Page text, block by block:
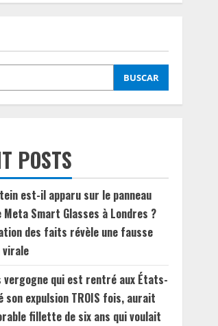
BUSCAR
POSTS
est-il apparu sur le panneau
Smart Glasses à Londres ?
des faits révèle une fausse
vergogne qui est rentré aux États-
son expulsion TROIS fois, aurait
fillette de six ans qui voulait